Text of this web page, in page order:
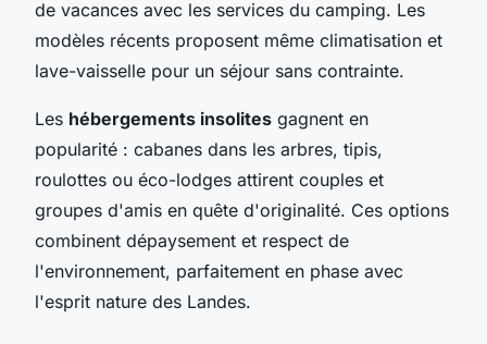
de vacances avec les services du camping. Les
modèles récents proposent même climatisation et
lave-vaisselle pour un séjour sans contrainte.
Les hébergements insolites gagnent en
popularité : cabanes dans les arbres, tipis,
roulottes ou éco-lodges attirent couples et
groupes d'amis en quête d'originalité. Ces options
combinent dépaysement et respect de
l'environnement, parfaitement en phase avec
l'esprit nature des Landes.